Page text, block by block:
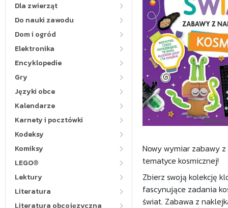
Dla zwierząt
Do nauki zawodu
Dom i ogród
Elektronika
Encyklopedie
Gry
Języki obce
Kalendarze
Karnety i pocztówki
Kodeksy
Komiksy
LEGO®
Lektury
Literatura
Literatura obcojęzyczna
Nowy wymiar zabawy
tematyce kosmicznej!
Zbierz swoją kolekcję
fascynujące zadania
świat. Zabawa z